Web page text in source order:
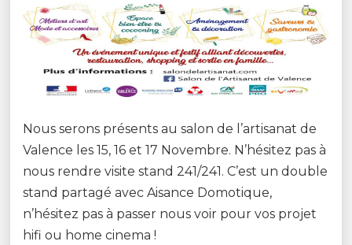
Nous serons présents au salon de l’artisanat de
Valence les 15, 16 et 17 Novembre. N’hésitez pas à
nous rendre visite stand 241/241. C’est un double
stand partagé avec Aisance Domotique,
n’hésitez pas à passer nous voir pour vos projet
hifi ou home cinema !